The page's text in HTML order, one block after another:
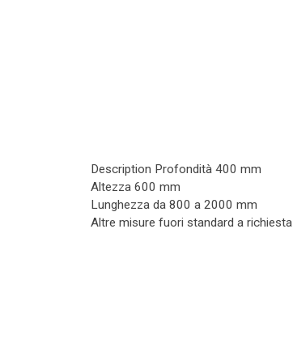
Description Profondità 400 mm
Altezza 600 mm
Lunghezza da 800 a 2000 mm
Altre misure fuori standard a richiesta